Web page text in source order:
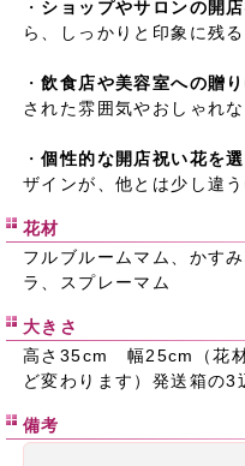
・ ショップやサロンの開
ら、しっかりと印象に残
・飲食店や美容室への贈り
された雰囲気やおしゃれ
・個性的な開店祝い花を
ザインが、他とは少し違
花材
フルブルームマム、かす
ラ、スプレーマム
大きさ
高さ35cm 幅25cm（花
ど変わります）発送箱の3
備考